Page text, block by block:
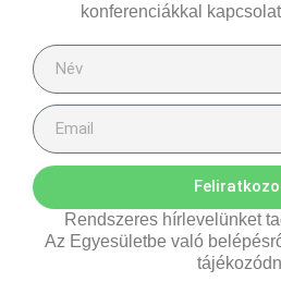
konferenciákkal
Rendszeres hírlevelünket
Az Egyesületbe való